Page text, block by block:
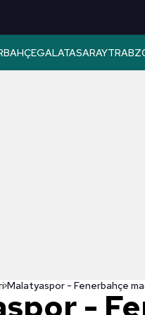
GALATASARAY
-